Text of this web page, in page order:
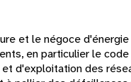
et le négoce
en particulier le
d'exploitation des